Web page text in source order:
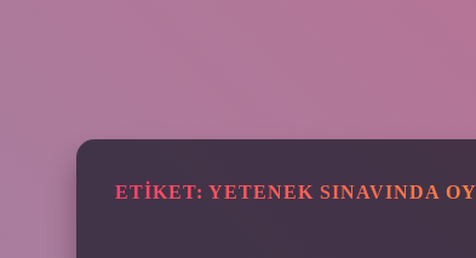
ETIKET: YETENEK SINAVINDA